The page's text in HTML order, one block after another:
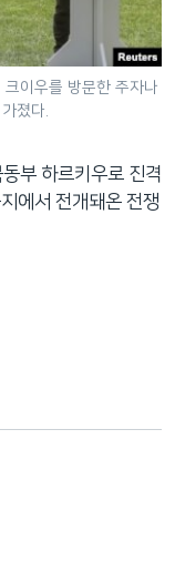
이우를 방문한 주자나
졌다.
동부 하르키우로 진격
에서 전개돼온 전쟁